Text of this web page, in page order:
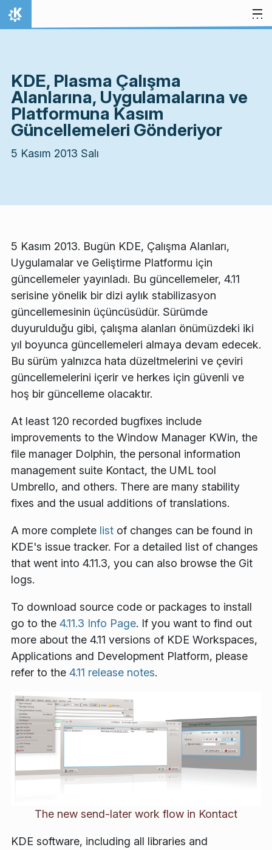
İçeriğe atla
Ana Sayfa
KDE, Plasma Çalışma
Alanlarına, Uygulamalarına ve
Platformuna Kasım
Güncellemeleri Gönderiyor
5 Kasım 2013 Salı
5 Kasım 2013. Bugün KDE, Çalışma Alanları,
Uygulamalar ve Geliştirme Platformu için
güncellemeler yayınladı. Bu güncellemeler, 4.11
serisine yönelik bir dizi aylık stabilizasyon
güncellemesinin üçüncüsüdür. Sürümde
duyurulduğu gibi, çalışma alanları önümüzdeki iki
yıl boyunca güncellemeleri almaya devam edecek.
Bu sürüm yalnızca hata düzeltmelerini ve çeviri
güncellemelerini içerir ve herkes için güvenli ve
hoş bir güncelleme olacaktır.
At least 120 recorded bugfixes include
improvements to the Window Manager KWin, the
file manager Dolphin, the personal information
management suite Kontact, the UML tool
Umbrello, and others. There are many stability
fixes and the usual additions of translations.
A more complete list of changes can be found in
KDE's issue tracker. For a detailed list of changes
that went into 4.11.3, you can also browse the Git
logs.
To download source code or packages to install
go to the 4.11.3 Info Page. If you want to find out
more about the 4.11 versions of KDE Workspaces,
Applications and Development Platform, please
refer to the 4.11 release notes.
The new send-later work flow in Kontact
KDE software, including all libraries and